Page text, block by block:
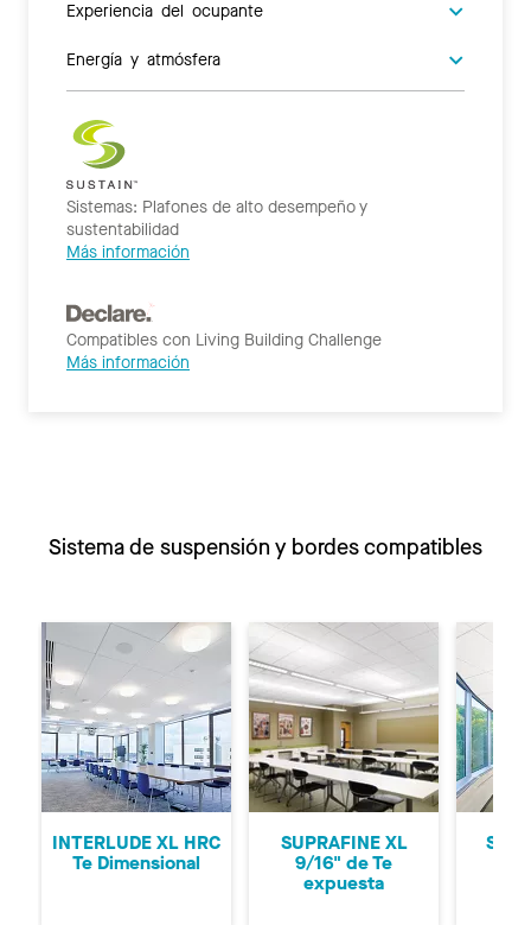
Experiencia del ocupante
Energía y atmósfera
Sistemas: Plafones de alto desempeño y
sustentabilidad
Más información
Compatibles con Living Building Challenge
Más información
Sistema de suspensión y bordes compatibles
Anterior
INTERLUDE XL HRC
Te Dimensional
SUPRAFINE XL
9/16" de Te
expuesta